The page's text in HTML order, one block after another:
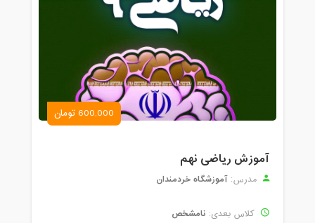
600,000 تومان
آموزش ریاضی نهم
مدرس: آموزشگاه خردمندان
کلاس بعدی: نامشخص